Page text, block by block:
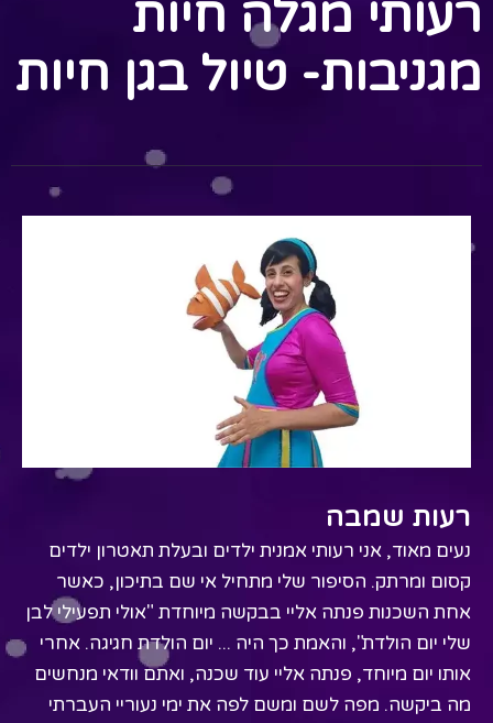
רעותי מגלה חיות
מגניבות- טיול בגן חיות
רעות שמבה
נעים מאוד, אני רעותי אמנית ילדים ובעלת תאטרון ילדים
קסום ומרתק. הסיפור שלי מתחיל אי שם בתיכון, כאשר
אחת השכנות פנתה אליי בבקשה מיוחדת "אולי תפעילי לבן
שלי יום הולדת", והאמת כך היה ... יום הולדת חגיגה. אחרי
אותו יום מיוחד, פנתה אליי עוד שכנה, ואתם וודאי מנחשים
מה ביקשה. מפה לשם ומשם לפה את ימי נעוריי העברתי